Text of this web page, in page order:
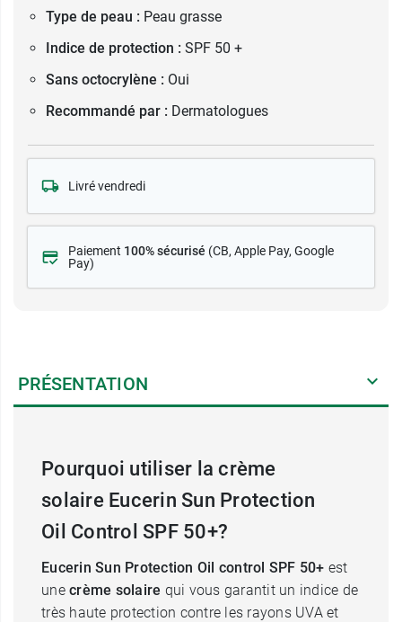
Type de peau : Peau grasse
Indice de protection : SPF 50 +
Sans octocrylène : Oui
Recommandé par : Dermatologues
Livré vendredi
Paiement 100% sécurisé (CB, Apple Pay, Google
Pay)
PRÉSENTATION
Pourquoi utiliser la crème
solaire Eucerin Sun Protection
Oil Control SPF 50+?
Eucerin Sun Protection Oil control SPF 50+ est
une crème solaire qui vous garantit un indice de
très haute protection contre les rayons UVA et